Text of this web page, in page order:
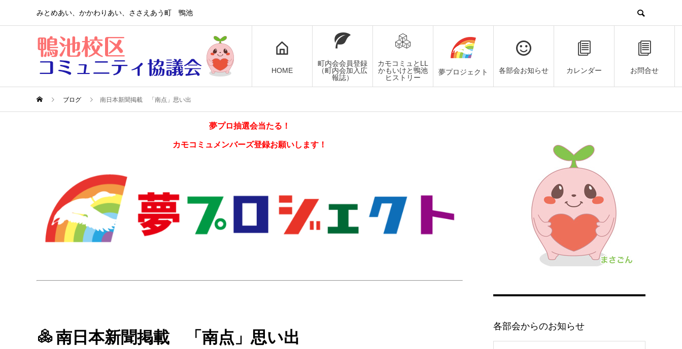
みとめあい、かかわりあい、ささえあう町 鴨池
HOME
町内会会員登録
（町内会加入広
報誌）
カモコミュとLL
かもいけと鴨池
ヒストリー
夢プロジェクト 各部会お知らせ カレンダー お問合せ
ブログ 南日本新聞掲載 「南点」思い出
夢プロ抽選会当たる！
カモコミュメンバーズ登録お願いします！
南日本新聞掲載 「南点」思い出
各部会からのお知らせ